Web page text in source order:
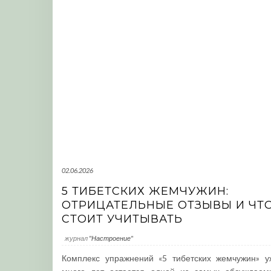
02.06.2026
5 ТИБЕТСКИХ ЖЕМЧУЖИН:
ОТРИЦАТЕЛЬНЫЕ ОТЗЫВЫ И
СТОИТ УЧИТЫВАТЬ
журнал "Настроение"
Комплекс упражнений «5 тибетских жемчужин»